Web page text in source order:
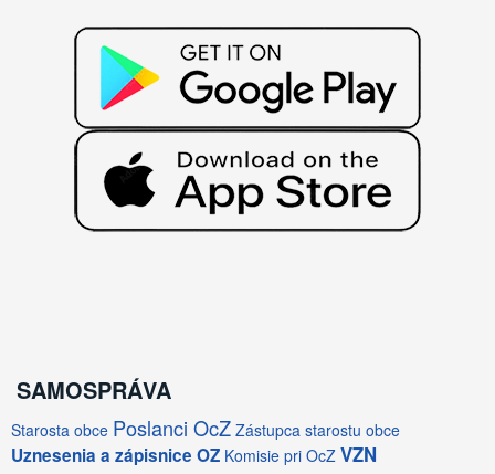
SAMOSPRÁVA
Starosta obce Poslanci OcZ Zástupca starostu obce
Uznesenia a zápisnice OZ Komisie pri OcZ VZN